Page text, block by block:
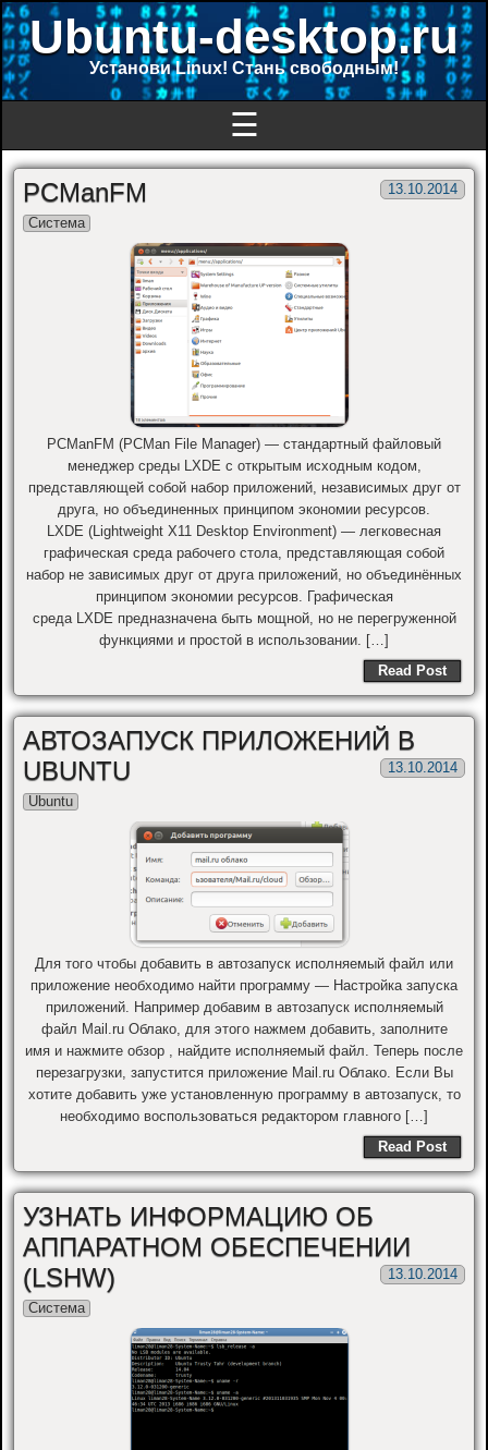
Ubuntu-desktop.ru
Установи Linux! Стань свободным!
☰
PCManFM 13.10.2014
Система
PCManFM (PCMan File Manager) — стандартный файловый
менеджер среды LXDE с открытым исходным кодом,
представляющей собой набор приложений, независимых друг от
друга, но объединенных принципом экономии ресурсов.
LXDE (Lightweight X11 Desktop Environment) — легковесная
графическая среда рабочего стола, представляющая собой
набор не зависимых друг от друга приложений, но объединённых
принципом экономии ресурсов. Графическая
среда LXDE предназначена быть мощной, но не перегруженной
функциями и простой в использовании. […]
Read Post
АВТОЗАПУСК ПРИЛОЖЕНИЙ В
UBUNTU
13.10.2014
Ubuntu
Для того чтобы добавить в автозапуск исполняемый файл или
приложение необходимо найти программу — Настройка запуска
приложений. Например добавим в автозапуск исполняемый
файл Mail.ru Облако, для этого нажмем добавить, заполните
имя и нажмите обзор , найдите исполняемый файл. Теперь после
перезагрузки, запустится приложение Mail.ru Облако. Если Вы
хотите добавить уже установленную программу в автозапуск, то
необходимо воспользоваться редактором главного […]
Read Post
УЗНАТЬ ИНФОРМАЦИЮ ОБ
АППАРАТНОМ ОБЕСПЕЧЕНИИ
(LSHW)
13.10.2014
Система